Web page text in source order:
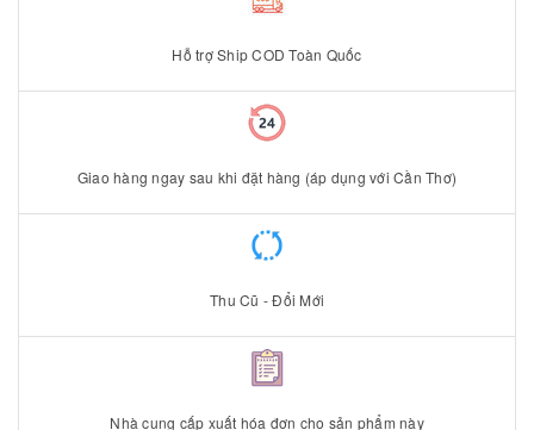
Hỗ trợ Ship COD Toàn Quốc
Giao hàng ngay sau khi đặt hàng (áp dụng với Cần Thơ)
Thu Cũ - Đổi Mới
Nhà cung cấp xuất hóa đơn cho sản phẩm này